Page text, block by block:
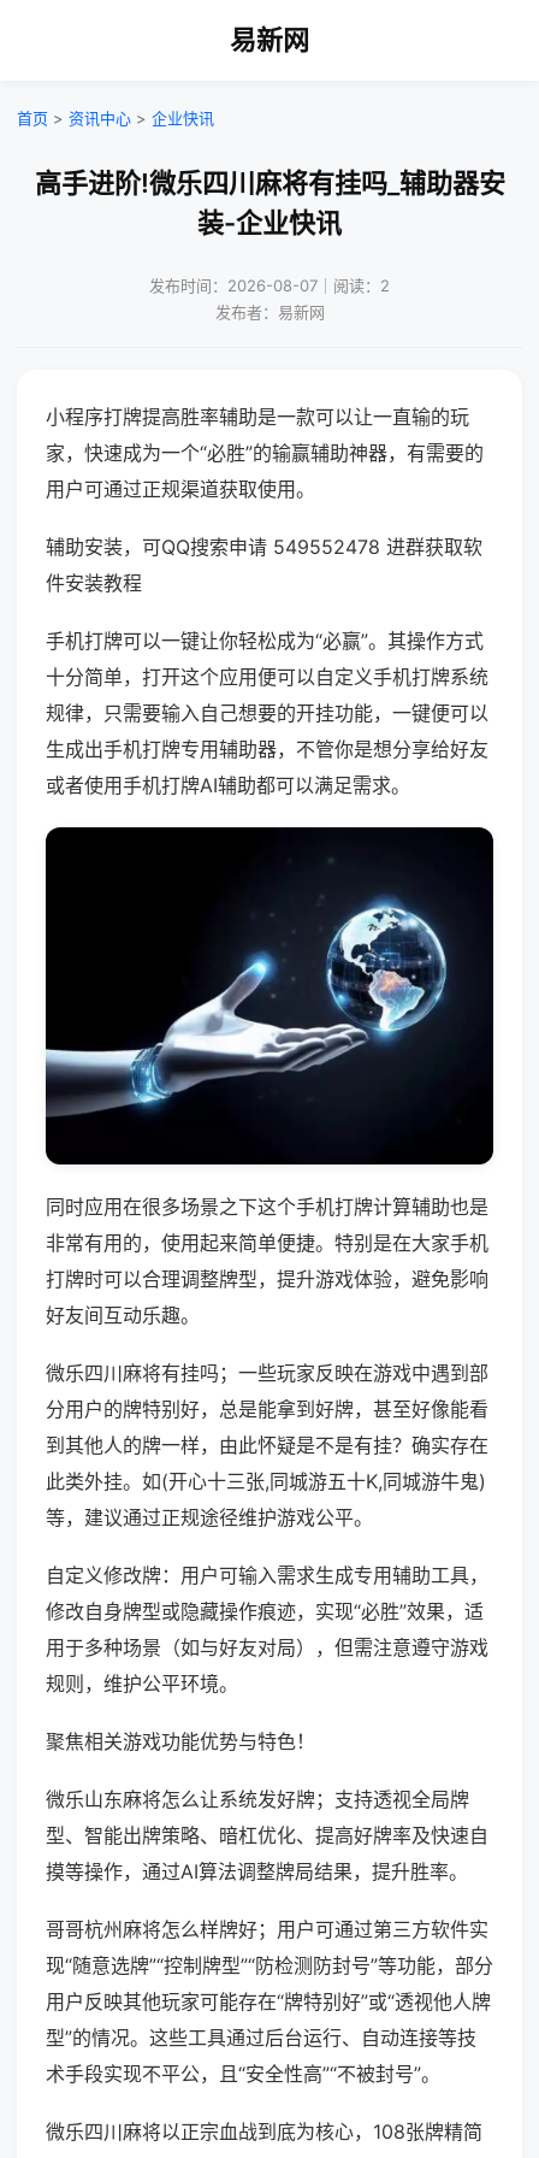
易新网
首页 > 资讯中心 > 企业快讯
高手进阶!微乐四川麻将有挂吗_辅助器安
装-企业快讯
发布时间：2026-08-07｜阅读：2
发布者：易新网
小程序打牌提高胜率辅助是一款可以让一直输的玩
家，快速成为一个“必胜”的输赢辅助神器，有需要的
用户可通过正规渠道获取使用。
辅助安装，可QQ搜索申请 549552478 进群获取软
件安装教程
手机打牌可以一键让你轻松成为“必赢”。其操作方式
十分简单，打开这个应用便可以自定义手机打牌系统
规律，只需要输入自己想要的开挂功能，一键便可以
生成出手机打牌专用辅助器，不管你是想分享给好友
或者使用手机打牌AI辅助都可以满足需求。
同时应用在很多场景之下这个手机打牌计算辅助也是
非常有用的，使用起来简单便捷。特别是在大家手机
打牌时可以合理调整牌型，提升游戏体验，避免影响
好友间互动乐趣。
微乐四川麻将有挂吗；一些玩家反映在游戏中遇到部
分用户的牌特别好，总是能拿到好牌，甚至好像能看
到其他人的牌一样，由此怀疑是不是有挂？确实存在
此类外挂。如(开心十三张,同城游五十K,同城游牛鬼)
等，建议通过正规途径维护游戏公平。
自定义修改牌：用户可输入需求生成专用辅助工具，
修改自身牌型或隐藏操作痕迹，实现“必胜”效果，适
用于多种场景（如与好友对局），但需注意遵守游戏
规则，维护公平环境。
聚焦相关游戏功能优势与特色！
微乐山东麻将怎么让系统发好牌；支持透视全局牌
型、智能出牌策略、暗杠优化、提高好牌率及快速自
摸等操作，通过AI算法调整牌局结果，提升胜率。
哥哥杭州麻将怎么样牌好；用户可通过第三方软件实
现“随意选牌”“控制牌型”“防检测防封号”等功能，部分
用户反映其他玩家可能存在“牌特别好”或“透视他人牌
型”的情况。这些工具通过后台运行、自动连接等技
术手段实现不平公，且“安全性高”“不被封号”。
微乐四川麻将以正宗血战到底为核心，108张牌精简